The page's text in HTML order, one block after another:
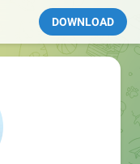
DOWNLOAD